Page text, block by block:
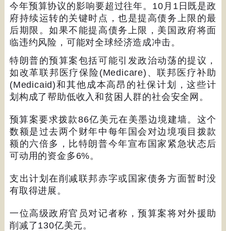
今年预算协议的影响要超过往年。 10 月 1 日既是政
府持续运转的关键时点，也是提高债务上限的最
后期限。如果不能提高债务上限，美国政府将面
临违约风险，可能对全球经济造成冲击。
特朗普的预算案包括可能引发政治动荡的提议，
如改革联邦医疗保险 (Medicare) 、联邦医疗补助
(Medicaid)和其他成本高昂的社保计划，这些计
划构成了帮助低收入和贫困人群的社会安全网。
预算案要求拨款86亿美元在美墨边境建墙。这个
数额是过去两个财年中每年国会对边境项目拨款
额的六倍多，比特朗普今年宣布国家紧急状态后
可动用的资金多 6%。
支出计划在削减联邦赤字或国家债务方面暂时没
有取得进展。
一位高级政府官员对记者称，预算案将对外援助
削减了130亿美元。